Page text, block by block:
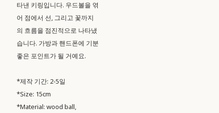
타낸 키링입니다. 우드볼을 엮
어 점에서 선, 그리고 꽃까지
의 흐름을 점진적으로 나타냈
습니다. 가방과 핸드폰에 기분
좋은 포인트가 될 거예요.
*제작 기간: 2-5일
*Size: 15cm
*Material: wood ball,